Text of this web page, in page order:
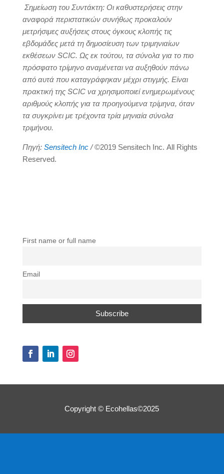
Σημείωση του Συντάκτη: Οι καθυστερήσεις στην
αναφορά περιστατικών συνήθως προκαλούν
μετρήσιμες αυξήσεις στους όγκους κλοπής τις
εβδομάδες μετά τη δημοσίευση των τριμηνιαίων
εκθέσεων SCIC. Ως εκ τούτου, τα σύνολα για το πιο
πρόσφατο τρίμηνο αναμένεται να αυξηθούν πάνω
από αυτά που καταγράφηκαν μέχρι στιγμής. Είναι
πρακτική της SCIC να χρησιμοποιεί ενημερωμένους
αριθμούς κλοπής για τα προηγούμενα τρίμηνα, όταν
τα συγκρίνει με τρέχοντα τρία μηνιαία σύνολα
τριμήνου.
Πηγή: Sensitech Inc/©2019 Sensitech Inc. All Rights
Reserved.
First name or full name
Email
Copyright © Ecohellas©2025